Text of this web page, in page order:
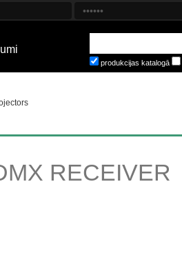
produkcijas katalogā
RECEIVER